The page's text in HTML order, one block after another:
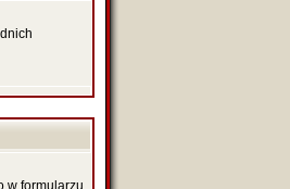
w formularzu